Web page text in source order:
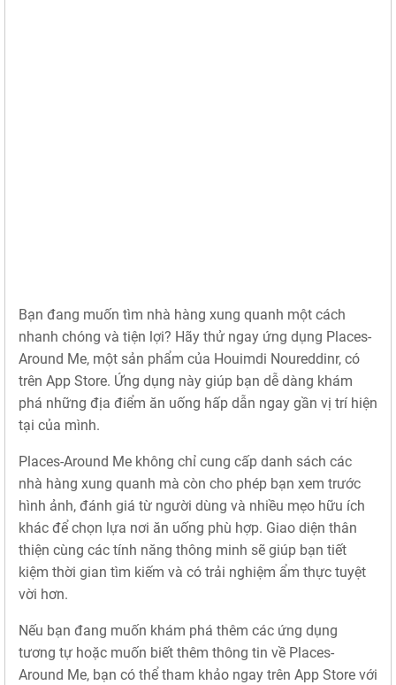
Bạn đang muốn tìm nhà hàng xung quanh một cách
nhanh chóng và tiện lợi? Hãy thử ngay ứng dụng Places-
Around Me, một sản phẩm của Houimdi Noureddinr, có
trên App Store. Ứng dụng này giúp bạn dễ dàng khám
phá những địa điểm ăn uống hấp dẫn ngay gần vị trí hiện
tại của mình.
Places-Around Me không chỉ cung cấp danh sách các
nhà hàng xung quanh mà còn cho phép bạn xem trước
hình ảnh, đánh giá từ người dùng và nhiều mẹo hữu ích
khác để chọn lựa nơi ăn uống phù hợp. Giao diện thân
thiện cùng các tính năng thông minh sẽ giúp bạn tiết
kiệm thời gian tìm kiếm và có trải nghiệm ẩm thực tuyệt
vời hơn.
Nếu bạn đang muốn khám phá thêm các ứng dụng
tương tự hoặc muốn biết thêm thông tin về Places-
Around Me, bạn có thể tham khảo ngay trên App Store với